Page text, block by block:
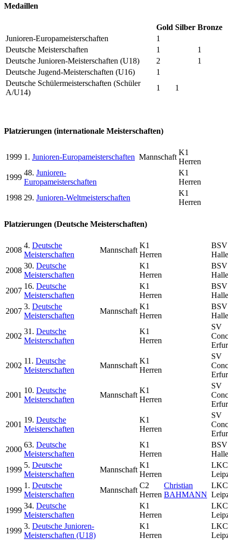
Medaillen
Gold Silber Bronze
Junioren-Europameisterschaften
1
Deutsche Meisterschaften
1
1
Deutsche Junioren-Meisterschaften (U18)
2
1
Deutsche Jugend-Meisterschaften (U16)
1
Deutsche Schülermeisterschaften (Schüler
A/U14)
1 1
Platzierungen (internationale Meisterschaften)
1999 1. Junioren-Europameisterschaften Mannschaft
K1
Herren
1999
48. Junioren-
Europameisterschaften
K1
Herren
1998 29. Junioren-Weltmeisterschaften
K1
Herren
Platzierungen (Deutsche Meisterschaften)
2008
4. Deutsche
Meisterschaften
Mannschaft
K1
Herren
BSV
Halle
2008
30. Deutsche
Meisterschaften
K1
Herren
BSV
Halle
2007
16. Deutsche
Meisterschaften
K1
Herren
BSV
Halle
2007
3. Deutsche
Meisterschaften
Mannschaft
K1
Herren
BSV
Halle
2002
31. Deutsche
Meisterschaften
K1
Herren
SV
2002
11. Deutsche
Meisterschaften
Mannschaft
K1
Herren
SV
2001
10. Deutsche
Meisterschaften
Mannschaft
K1
Herren
SV
2001
19. Deutsche
Meisterschaften
K1
Herren
SV
2000
63. Deutsche
Meisterschaften
K1
Herren
BSV
Halle
1999
5. Deutsche
Meisterschaften
Mannschaft
K1
Herren
LKC
1999
1. Deutsche
Meisterschaften
Mannschaft
C2
Herren
Christian
BAHMANN
LKC
1999
34. Deutsche
Meisterschaften
K1
Herren
LKC
1999
3. Deutsche Junioren-
Meisterschaften (U18)
K1
Herren
LKC